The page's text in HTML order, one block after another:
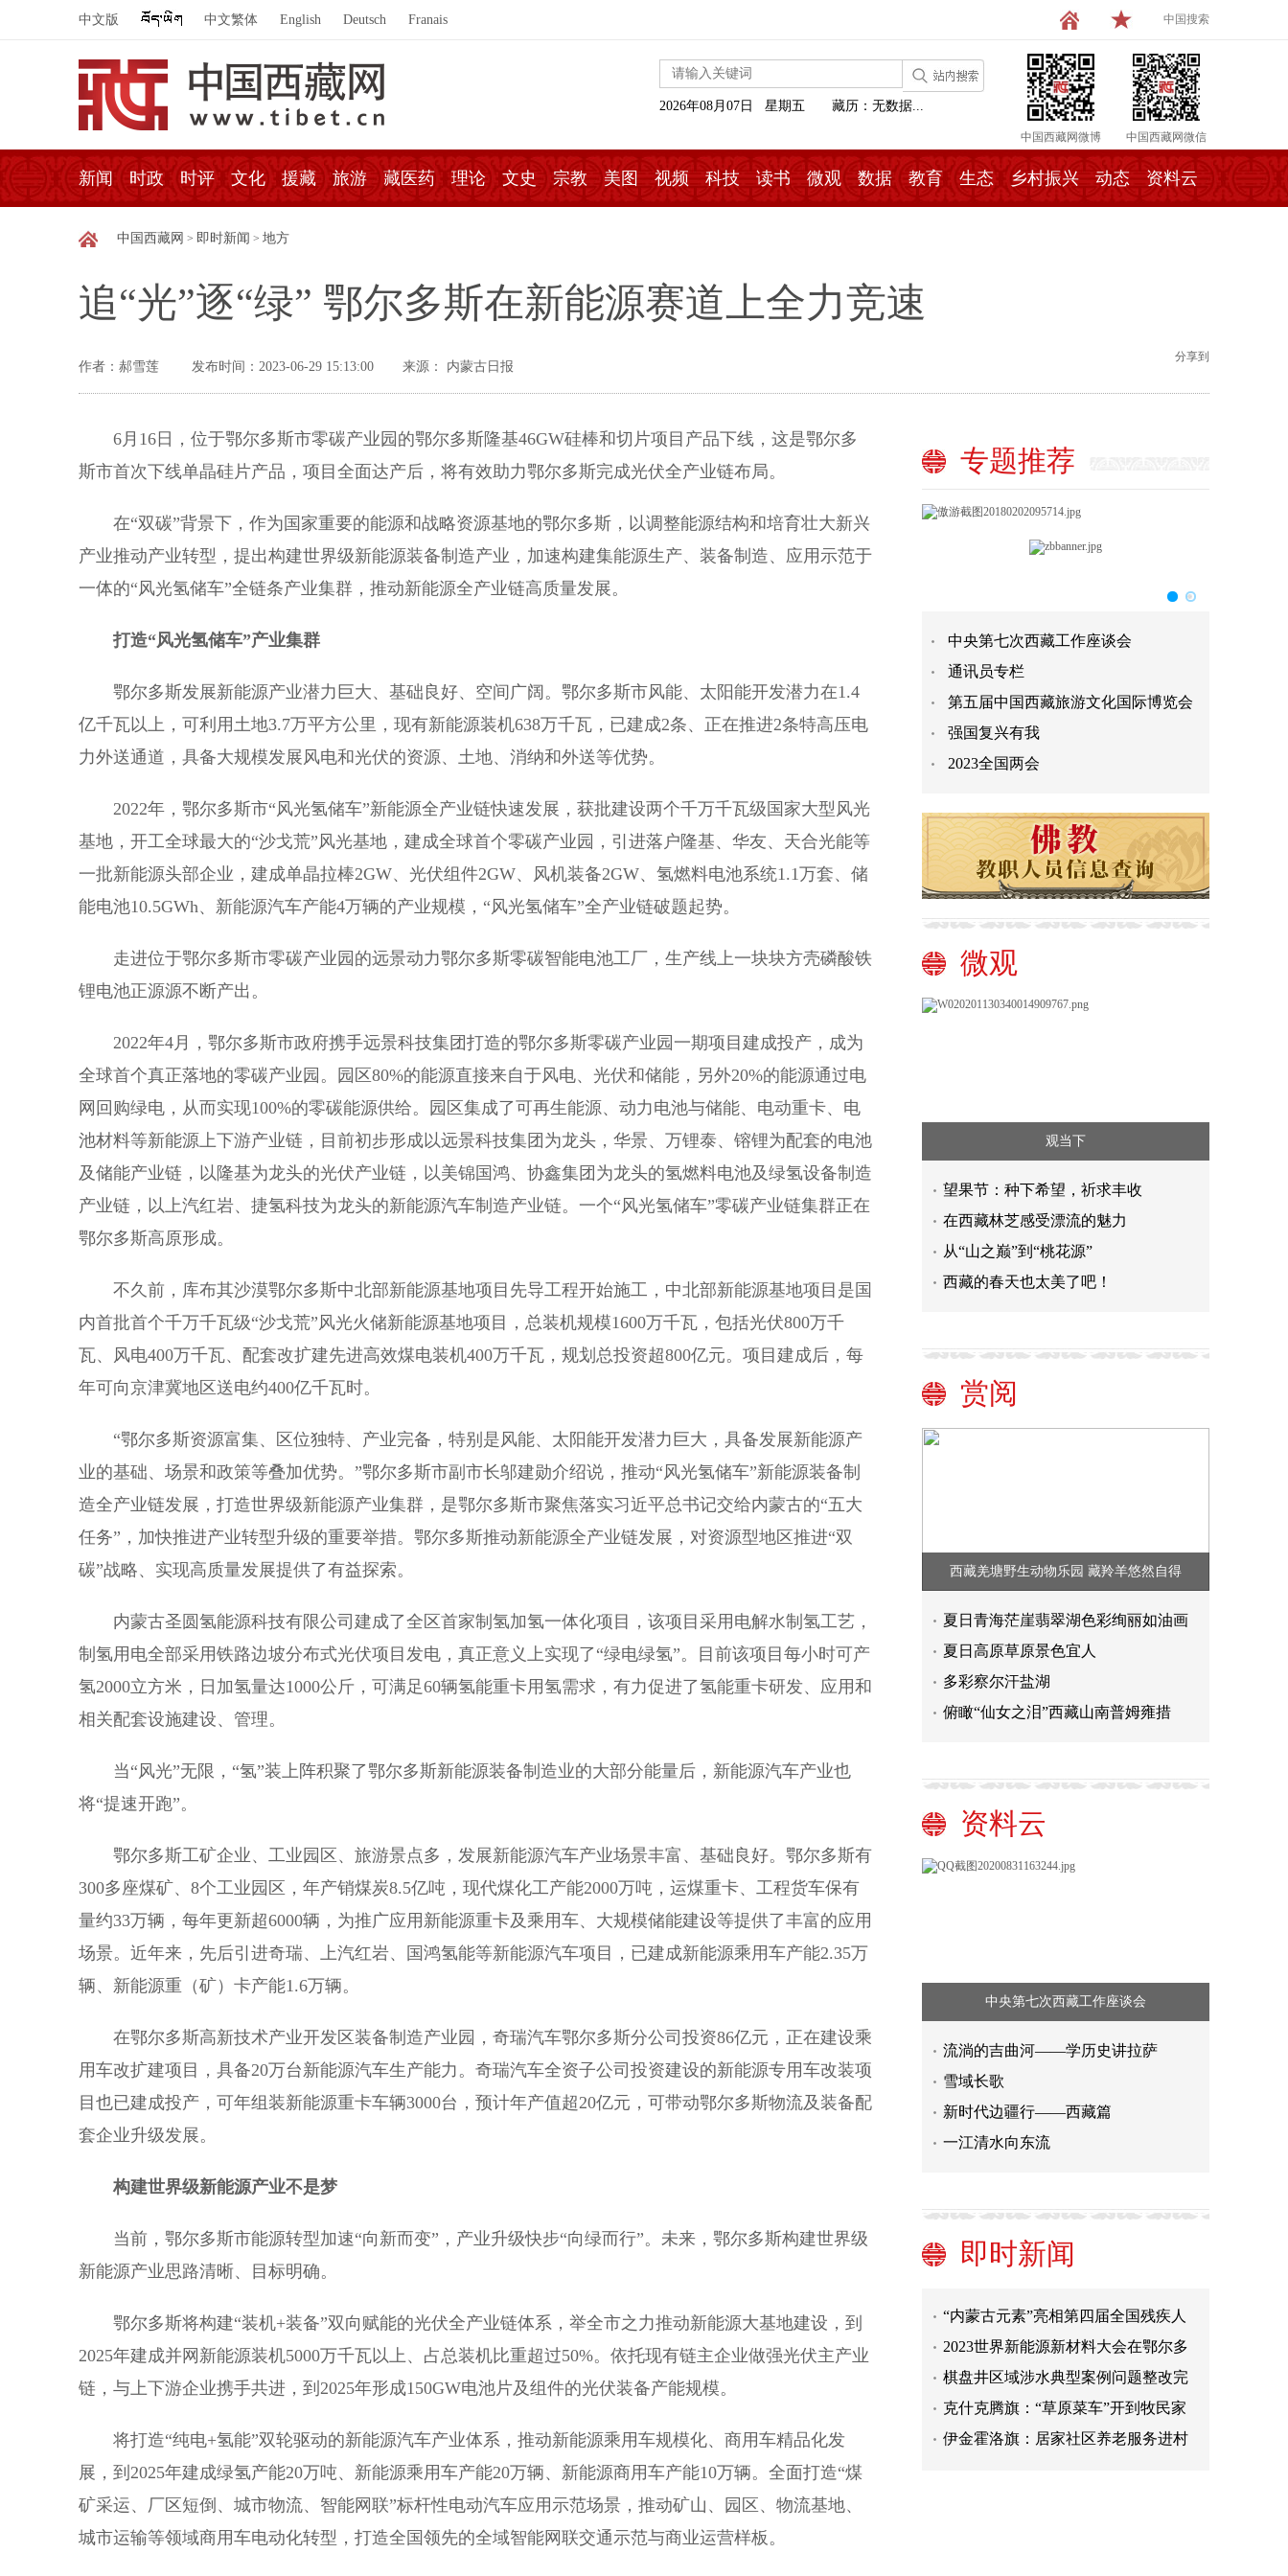
中文版 中文繁体 English Deutsch Franais 中国搜索
中国西藏网微博 中国西藏网微信
2026年08月07日 星期五 藏历：无数据...
新闻 时政 时评 文化 援藏 旅游 藏医药 理论 文史 宗教 美图 视频 科技 读书 微观 数据 教育 生态 乡村振兴 动态 资料云
中国西藏网 > 即时新闻 > 地方
追“光”逐“绿” 鄂尔多斯在新能源赛道上全力竞速
作者：郝雪莲 发布时间：2023-06-29 15:13:00 来源： 内蒙古日报
分享到
6月16日，位于鄂尔多斯市零碳产业园的鄂尔多斯隆基46GW硅棒和切片项目产品下线，这是鄂尔多
斯市首次下线单晶硅片产品，项目全面达产后，将有效助力鄂尔多斯完成光伏全产业链布局。
在“双碳”背景下，作为国家重要的能源和战略资源基地的鄂尔多斯，以调整能源结构和培育壮大新兴
产业推动产业转型，提出构建世界级新能源装备制造产业，加速构建集能源生产、装备制造、应用示范于
一体的“风光氢储车”全链条产业集群，推动新能源全产业链高质量发展。
打造“风光氢储车”产业集群
鄂尔多斯发展新能源产业潜力巨大、基础良好、空间广阔。鄂尔多斯市风能、太阳能开发潜力在1.4
亿千瓦以上，可利用土地3.7万平方公里，现有新能源装机638万千瓦，已建成2条、正在推进2条特高压电
力外送通道，具备大规模发展风电和光伏的资源、土地、消纳和外送等优势。
2022年，鄂尔多斯市“风光氢储车”新能源全产业链快速发展，获批建设两个千万千瓦级国家大型风光
基地，开工全球最大的“沙戈荒”风光基地，建成全球首个零碳产业园，引进落户隆基、华友、天合光能等
一批新能源头部企业，建成单晶拉棒2GW、光伏组件2GW、风机装备2GW、氢燃料电池系统1.1万套、储
能电池10.5GWh、新能源汽车产能4万辆的产业规模，“风光氢储车”全产业链破题起势。
走进位于鄂尔多斯市零碳产业园的远景动力鄂尔多斯零碳智能电池工厂，生产线上一块块方壳磷酸铁
锂电池正源源不断产出。
2022年4月，鄂尔多斯市政府携手远景科技集团打造的鄂尔多斯零碳产业园一期项目建成投产，成为
全球首个真正落地的零碳产业园。园区80%的能源直接来自于风电、光伏和储能，另外20%的能源通过电
网回购绿电，从而实现100%的零碳能源供给。园区集成了可再生能源、动力电池与储能、电动重卡、电
池材料等新能源上下游产业链，目前初步形成以远景科技集团为龙头，华景、万锂泰、镕锂为配套的电池
及储能产业链，以隆基为龙头的光伏产业链，以美锦国鸿、协鑫集团为龙头的氢燃料电池及绿氢设备制造
产业链，以上汽红岩、捷氢科技为龙头的新能源汽车制造产业链。一个“风光氢储车”零碳产业链集群正在
鄂尔多斯高原形成。
不久前，库布其沙漠鄂尔多斯中北部新能源基地项目先导工程开始施工，中北部新能源基地项目是国
内首批首个千万千瓦级“沙戈荒”风光火储新能源基地项目，总装机规模1600万千瓦，包括光伏800万千
瓦、风电400万千瓦、配套改扩建先进高效煤电装机400万千瓦，规划总投资超800亿元。项目建成后，每
年可向京津冀地区送电约400亿千瓦时。
“鄂尔多斯资源富集、区位独特、产业完备，特别是风能、太阳能开发潜力巨大，具备发展新能源产
业的基础、场景和政策等叠加优势。”鄂尔多斯市副市长邬建勋介绍说，推动“风光氢储车”新能源装备制
造全产业链发展，打造世界级新能源产业集群，是鄂尔多斯市聚焦落实习近平总书记交给内蒙古的“五大
任务”，加快推进产业转型升级的重要举措。鄂尔多斯推动新能源全产业链发展，对资源型地区推进“双
碳”战略、实现高质量发展提供了有益探索。
内蒙古圣圆氢能源科技有限公司建成了全区首家制氢加氢一体化项目，该项目采用电解水制氢工艺，
制氢用电全部采用铁路边坡分布式光伏项目发电，真正意义上实现了“绿电绿氢”。目前该项目每小时可产
氢2000立方米，日加氢量达1000公斤，可满足60辆氢能重卡用氢需求，有力促进了氢能重卡研发、应用和
相关配套设施建设、管理。
当“风光”无限，“氢”装上阵积聚了鄂尔多斯新能源装备制造业的大部分能量后，新能源汽车产业也
将“提速开跑”。
鄂尔多斯工矿企业、工业园区、旅游景点多，发展新能源汽车产业场景丰富、基础良好。鄂尔多斯有
300多座煤矿、8个工业园区，年产销煤炭8.5亿吨，现代煤化工产能2000万吨，运煤重卡、工程货车保有
量约33万辆，每年更新超6000辆，为推广应用新能源重卡及乘用车、大规模储能建设等提供了丰富的应用
场景。近年来，先后引进奇瑞、上汽红岩、国鸿氢能等新能源汽车项目，已建成新能源乘用车产能2.35万
辆、新能源重（矿）卡产能1.6万辆。
在鄂尔多斯高新技术产业开发区装备制造产业园，奇瑞汽车鄂尔多斯分公司投资86亿元，正在建设乘
用车改扩建项目，具备20万台新能源汽车生产能力。奇瑞汽车全资子公司投资建设的新能源专用车改装项
目也已建成投产，可年组装新能源重卡车辆3000台，预计年产值超20亿元，可带动鄂尔多斯物流及装备配
套企业升级发展。
构建世界级新能源产业不是梦
当前，鄂尔多斯市能源转型加速“向新而变”，产业升级快步“向绿而行”。未来，鄂尔多斯构建世界级
新能源产业思路清晰、目标明确。
鄂尔多斯将构建“装机+装备”双向赋能的光伏全产业链体系，举全市之力推动新能源大基地建设，到
2025年建成并网新能源装机5000万千瓦以上、占总装机比重超过50%。依托现有链主企业做强光伏主产业
链，与上下游企业携手共进，到2025年形成150GW电池片及组件的光伏装备产能规模。
将打造“纯电+氢能”双轮驱动的新能源汽车产业体系，推动新能源乘用车规模化、商用车精品化发
展，到2025年建成绿氢产能20万吨、新能源乘用车产能20万辆、新能源商用车产能10万辆。全面打造“煤
矿采运、厂区短倒、城市物流、智能网联”标杆性电动汽车应用示范场景，推动矿山、园区、物流基地、
城市运输等领域商用车电动化转型，打造全国领先的全域智能网联交通示范与商业运营样板。
专题推荐
中央第七次西藏工作座谈会
通讯员专栏
第五届中国西藏旅游文化国际博览会
强国复兴有我
2023全国两会
微观
观当下
望果节：种下希望，祈求丰收
在西藏林芝感受漂流的魅力
从“山之巅”到“桃花源”
西藏的春天也太美了吧！
赏阅
西藏羌塘野生动物乐园 藏羚羊悠然自得
夏日青海茫崖翡翠湖色彩绚丽如油画
夏日高原草原景色宜人
多彩察尔汗盐湖
俯瞰“仙女之泪”西藏山南普姆雍措
资料云
中央第七次西藏工作座谈会
流淌的吉曲河——学历史讲拉萨
雪域长歌
新时代边疆行——西藏篇
一江清水向东流
即时新闻
2023世界新能源新材料大会在鄂尔多
斯开幕
棋盘井区域涉水典型案例问题整改完
成
克什克腾旗：“草原菜车”开到牧民家
门口
伊金霍洛旗：居家社区养老服务进村
入户
人民日报：“好评返现”须整治（来
人心
通辽市：立治沙之法 筑生态屏障
全区首支水上区域专业救援队成立
内蒙古新能源装备制造业蓄能起势
2023世界新能源新材料大会在鄂尔多
棋盘井区域涉水典型案例问题整改完
克什克腾旗：“草原菜车”开到牧民家
门口
伊金霍洛旗：居家社区养老服务进村
人民日报：“好评返现”须整治（来